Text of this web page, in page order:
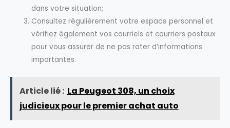
dans votre situation;
Consultez régulièrement votre espace personnel et
vérifiez également vos courriels et courriers postaux
pour vous assurer de ne pas rater d’informations
importantes.
Article lié : La Peugeot 308, un choix
judicieux pour le premier achat auto